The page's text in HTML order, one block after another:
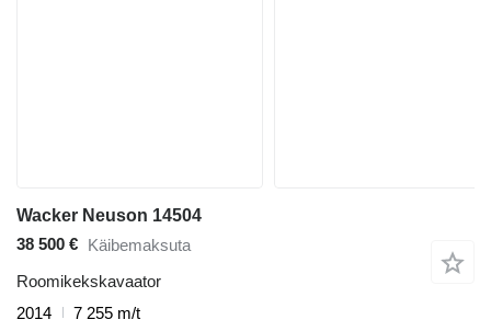
Wacker Neuson 14504
38 500 € Käibemaksuta
Roomikekskavaator
2014
7 255 m/t